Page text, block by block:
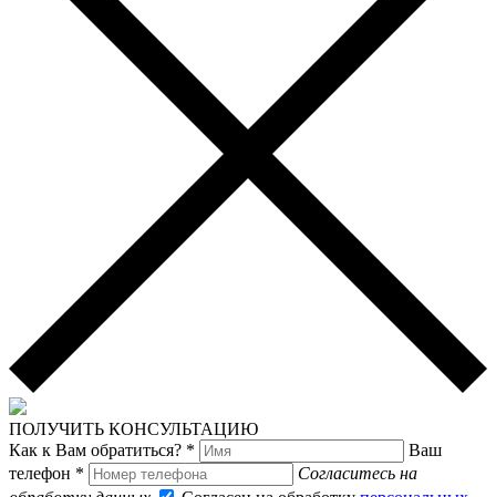
ПОЛУЧИТЬ КОНСУЛЬТАЦИЮ
Как к Вам обратиться? *
Ваш
телефон *
Согласитесь на